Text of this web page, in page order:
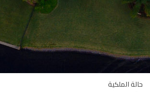
حالة الملكية